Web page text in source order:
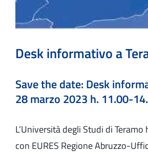
Desk informativo a
Save the date: Desk
28 marzo 2023 h. 11.00-
L’Università degli Studi di
con EURES Regione Abruzzo-